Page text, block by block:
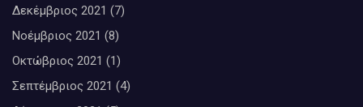
Δεκέμβριος 2021 (7)
Νοέμβριος 2021 (8)
Οκτώβριος 2021 (1)
Σεπτέμβριος 2021 (4)